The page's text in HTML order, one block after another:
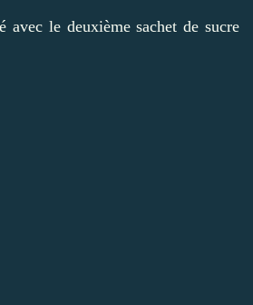
le deuxième sachet de sucre